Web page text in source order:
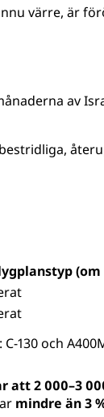
värre, är
av
(om
C-130 och
att 2 000–3
mindre än 3